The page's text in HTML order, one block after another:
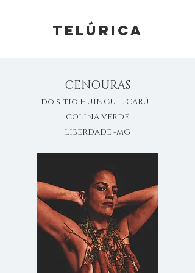
TELÚRICA
CENOURAS
do sÍtio HUINCUIL CARÚ -
COLINA VERDE
LIBERDADE -MG